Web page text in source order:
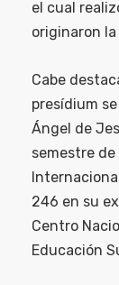
el cual
originaron
Cabe
presídium
Ángel de
semestre
246 en su
Centro
Educación